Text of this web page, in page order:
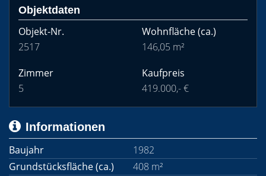
Objektdaten
Objekt-Nr.
2517
Wohnfläche(ca.)
146,05 m²
Zimmer
5
Kaufpreis
419.000,- €
Informationen
Baujahr
1982
Grundstücksfläche (ca.)
408 m²